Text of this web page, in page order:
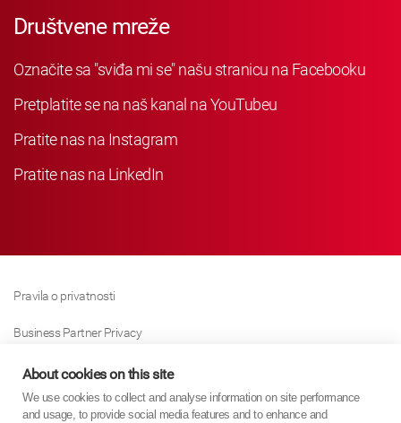
Društvene mreže
Označite sa "sviđa mi se" našu stranicu na Facebooku
Pretplatite se na naš kanal na YouTubeu
Pratite nas na Instagram
Pratite nas na LinkedIn
Pravila o privatnosti
Business Partner Privacy
Pravila O Kolačićima
Modern Slavery Act Policy
About cookies on this site
We use cookies to collect and analyse information on site performance
and usage, to provide social media features and to enhance and